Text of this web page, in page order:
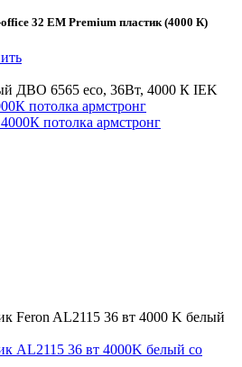
32 EM Premium пластик (4000 К)
ДВО 6565 eco, 36Вт, 4000 К IEK
потолка армстронг
Feron AL2115 36 вт 4000 K белый
AL2115 36 вт 4000K белый со